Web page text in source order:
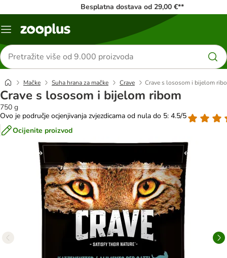
Besplatna dostava od 29,00 €**
Izbornik
Traži
proizvode
Mačke Suha hrana za mačke Crave Crave s lososom i bijelom
Crave s lososom i bijelom ribom
750 g
Ovo je područje ocjenjivanja zvjezdicama od nula do 5: 4.5/5
Ocijenite proizvod